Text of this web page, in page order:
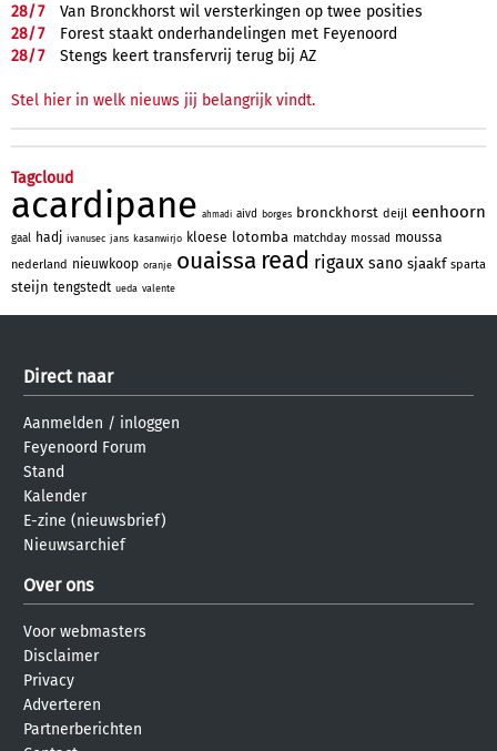
28/7
Van Bronckhorst wil versterkingen op twee posities
28/7
Forest staakt onderhandelingen met Feyenoord
28/7 Stengs keert transfervrij terug bij AZ
Stel hier in welk nieuws jij belangrijk vindt.
Tagcloud
acardipane ahmadi aivd borges bronckhorst deijl eenhoorn
gaal hadj ivanusec jans kasanwirjo kloese lotomba matchday mossad moussa
nederland nieuwkoop oranje ouaissa read rigaux sano sjaakf sparta
steijn tengstedt ueda valente
Direct naar
Aanmelden / inloggen
Feyenoord Forum
Stand
Kalender
E-zine (nieuwsbrief)
Nieuwsarchief
Over ons
Voor webmasters
Disclaimer
Privacy
Adverteren
Partnerberichten